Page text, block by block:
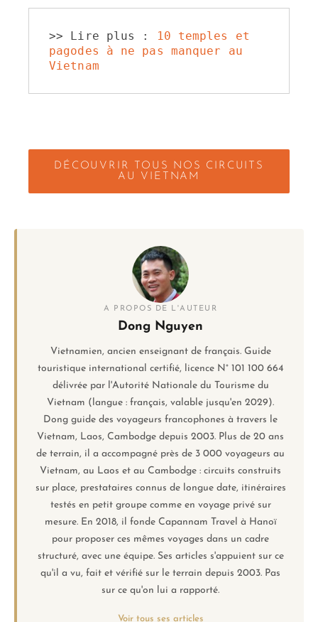
>> Lire plus :
10 temples et
pagodes à ne pas manquer au
Vietnam
DÉCOUVRIR TOUS NOS CIRCUITS
AU VIETNAM
A PROPOS DE L'AUTEUR
Dong Nguyen
Vietnamien, ancien enseignant de français. Guide
touristique international certifié, licence N° 101 100 664
délivrée par l'Autorité Nationale du Tourisme du
Vietnam (langue : français, valable jusqu'en 2029).
Dong guide des voyageurs francophones à travers le
Vietnam, Laos, Cambodge depuis 2003. Plus de 20 ans
de terrain, il a accompagné près de 3 000 voyageurs au
Vietnam, au Laos et au Cambodge : circuits construits
sur place, prestataires connus de longue date, itinéraires
testés en petit groupe comme en voyage privé sur
mesure. En 2018, il fonde Capannam Travel à Hanoï
pour proposer ces mêmes voyages dans un cadre
structuré, avec une équipe. Ses articles s'appuient sur ce
qu'il a vu, fait et vérifié sur le terrain depuis 2003. Pas
sur ce qu'on lui a rapporté.
Voir tous ses articles